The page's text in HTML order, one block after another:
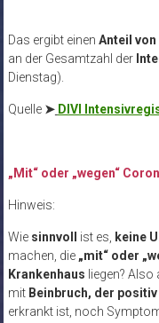
Das ergibt einen Anteil
an der Gesamtzahl der
Dienstag).
Quelle ➤ DIVI
„Mit“ oder „wegen“
Hinweis:
Wie sinnvoll ist es, keine
machen, die „mit“ oder
Krankenhaus liegen?
mit Beinbruch, der
erkrankt ist, noch